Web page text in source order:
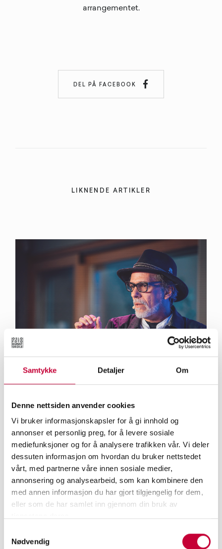
Samtykke Detaljer Om
Denne nettsiden anvender cookies
Vi bruker informasjonskapsler for å gi innhold og
annonser et personlig preg, for å levere sosiale
mediefunksjoner og for å analysere trafikken vår. Vi deler
dessuten informasjon om hvordan du bruker nettstedet
vårt, med partnerne våre innen sosiale medier,
annonsering og analysearbeid, som kan kombinere den
med annen informasjon du har gjort tilgjengelig for dem,
eller som de har samlet inn gjennom din bruk av
Nødvendig
arrangementet.
DEL PÅ FACEBOOK 
LIKNENDE ARTIKLER
FOTOSALONGEN
CUBANSK FOTOGRAFI OG HAVANA-BIENNALEN